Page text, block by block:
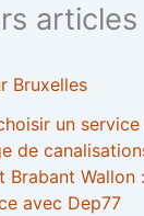
articles
Bruxelles
un service
de
Brabant Wallon
avec Dep77